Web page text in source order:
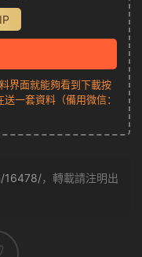
界面就能夠看到下載按
一套資料（備用微信：
16478/，轉載請注明出